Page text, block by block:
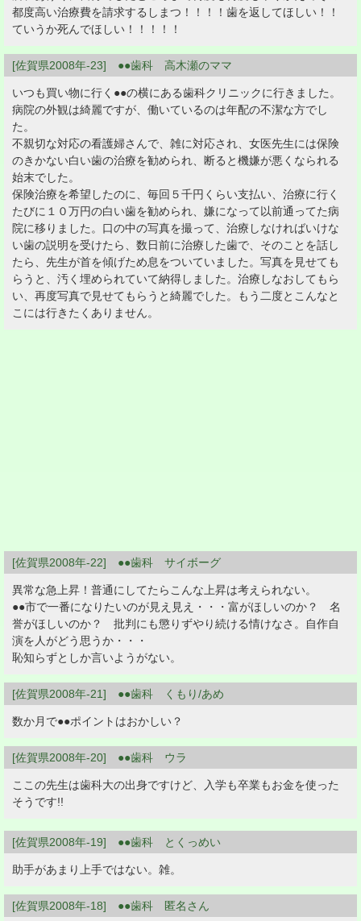
都度高い治療費を請求するしまつ！！！！歯を返してほしい！！
ていうか死んでほしい！！！！！
[佐賀県2008年-23] ●●歯科 高木瀬のママ
いつも買い物に行く●●の横にある歯科クリニックに行きました。
病院の外観は綺麗ですが、働いているのは年配の不潔な方でし
た。
不親切な対応の看護婦さんで、雑に対応され、女医先生には保険
のきかない白い歯の治療を勧められ、断ると機嫌が悪くなられる
始末でした。
保険治療を希望したのに、毎回５千円くらい支払い、治療に行く
たびに１０万円の白い歯を勧められ、嫌になって以前通ってた病
院に移りました。口の中の写真を撮って、治療しなければいけな
い歯の説明を受けたら、数日前に治療した歯で、そのことを話し
たら、先生が首を傾げため息をついていました。写真を見せても
らうと、汚く埋められていて納得しました。治療しなおしてもら
い、再度写真で見せてもらうと綺麗でした。もう二度とこんなと
こには行きたくありません。
[佐賀県2008年-22] ●●歯科 サイボーグ
異常な急上昇！普通にしてたらこんな上昇は考えられない。
●●市で一番になりたいのが見え見え・・・富がほしいのか？ 名
誉がほしいのか？ 批判にも懲りずやり続ける情けなさ。自作自
演を人がどう思うか・・・
恥知らずとしか言いようがない。
[佐賀県2008年-21] ●●歯科 くもり/あめ
数か月で●●ポイントはおかしい？
[佐賀県2008年-20] ●●歯科 ウラ
ここの先生は歯科大の出身ですけど、入学も卒業もお金を使った
そうです!!
[佐賀県2008年-19] ●●歯科 とくっめい
助手があまり上手ではない。雑。
[佐賀県2008年-18] ●●歯科 匿名さん